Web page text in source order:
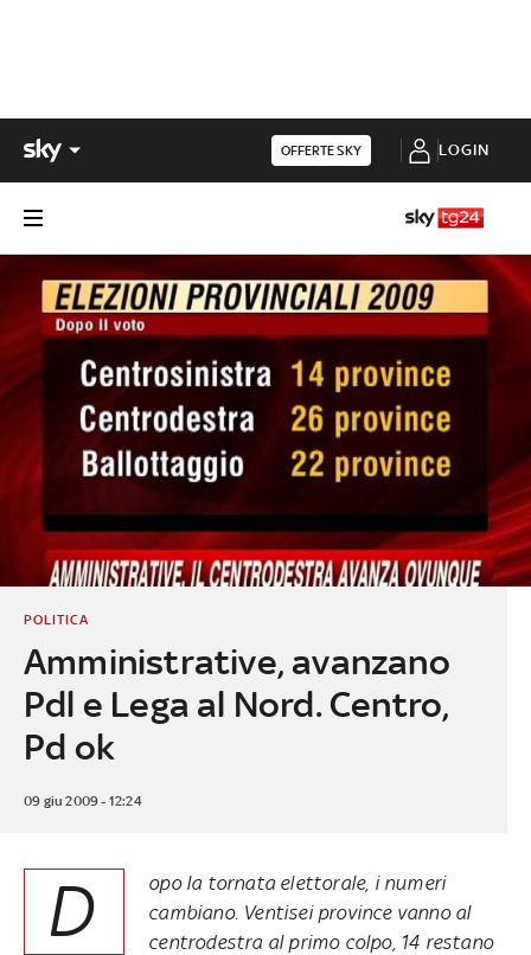
OFFERTE SKY LOGIN
Amministrative, avanzano
Pdl e Lega al Nord. Centro,
Pd ok
POLITICA
09 giu 2009 - 12:24
D
opo la tornata elettorale, i numeri
cambiano. Ventisei province vanno al
centrodestra al primo colpo, 14 restano